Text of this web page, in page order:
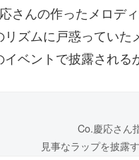
さんの作ったメロデ
ズムに戸惑ってい
ベントで披露される
Co.慶応さん
見事なラップを披露